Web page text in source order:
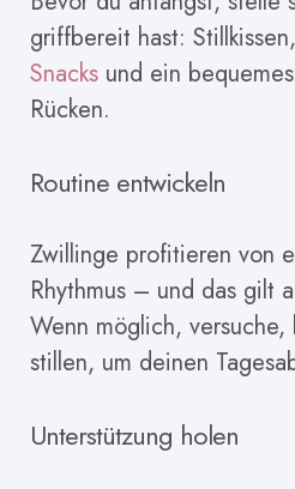
griffbereit hast:
Snacks und ein
Rücken.
Routine entwickeln
Zwillinge profitieren von
Rhythmus – und das gilt
Wenn möglich,
stillen, um deinen
Unterstützung holen